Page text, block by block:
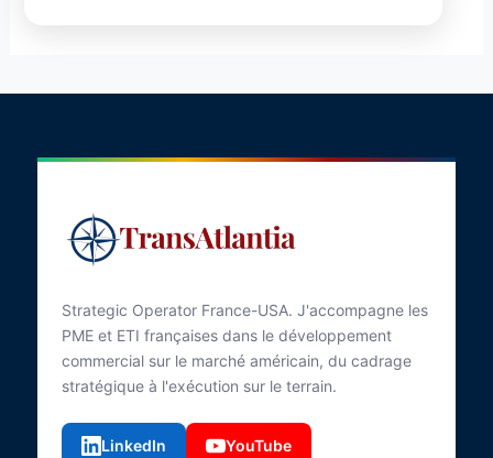
Strategic Operator France-USA. J'accompagne les
PME et ETI françaises dans le développement
commercial sur le marché américain, du cadrage
stratégique à l'exécution sur le terrain.
LinkedIn YouTube